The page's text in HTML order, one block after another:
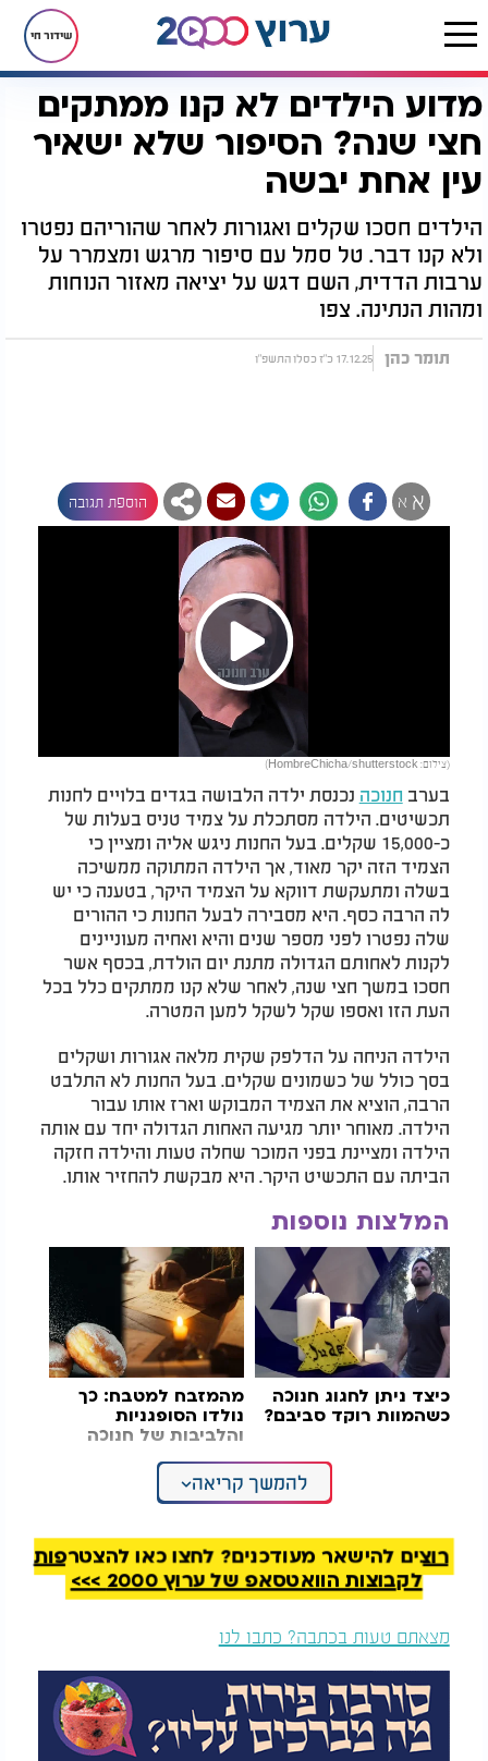
שידור חי
דף הבית יהדות חגים ומועדים חנוכה מדוע הילדים לא קנו ממתקים חצי שנה? הסיפור שלא ישאיר עין אחת יבשה
מדוע הילדים לא קנו ממתקים
חצי שנה? הסיפור שלא ישאיר
עין אחת יבשה
הילדים חסכו שקלים ואגורות לאחר שהוריהם נפטרו
ולא קנו דבר. טל סמל עם סיפור מרגש ומצמרר על
ערבות הדדית, השם דגש על יציאה מאזור הנוחות
ומהות הנתינה. צפו
תומר כהן 17.12.25 כ"ז כסלו התשפ"ו
א א הוספת תגובה
Play
Video
(צילום: HombreChicha/shutterstock)
בערב חנוכה נכנסת ילדה הלבושה בגדים בלויים לחנות
תכשיטים. הילדה מסתכלת על צמיד טניס בעלות של
כ-15,000 שקלים. בעל החנות ניגש אליה ומציין כי
הצמיד הזה יקר מאוד, אך הילדה המתוקה ממשיכה
בשלה ומתעקשת דווקא על הצמיד היקר, בטענה כי יש
לה הרבה כסף. היא מסבירה לבעל החנות כי ההורים
שלה נפטרו לפני מספר שנים והיא ואחיה מעוניינים
לקנות לאחותם הגדולה מתנת יום הולדת, בכסף אשר
חסכו במשך חצי שנה, לאחר שלא קנו ממתקים כלל בכל
העת הזו ואספו שקל לשקל למען המטרה.
הילדה הניחה על הדלפק שקית מלאה אגורות ושקלים
בסך כולל של כשמונים שקלים. בעל החנות לא התלבט
הרבה, הוציא את הצמיד המבוקש וארז אותו עבור
הילדה. מאוחר יותר מגיעה האחות הגדולה יחד עם אותה
הילדה ומציינת בפני המוכר שחלה טעות והילדה חזקה
הביתה עם התכשיט היקר. היא מבקשת להחזיר אותו.
המלצות נוספות
כיצד ניתן לחגוג חנוכה
כשהמוות רוקד סביבם?
מהמזבח למטבח: כך
נולדו הסופגניות
והלביבות של חנוכה
בעל החנות מתעקש ומעניק את המתנה לאחות הגדולה.
הוא מסביר לה כי לפני חנוכה התפלל לקב"ה שיזכה אותו
במצווה ענקית שתחולל שמחה של ממש, וב"ה כעת
המשאלה שלו נענתה והוא זכה.
"כל ישראל ערבים זה לזה" - הסיפור המרגש הזה מוכיח
את החשיבות של ערבות הדדית איש לרעהו. מצוות
החסד וההתחשבות באחר יוצרים יחדיו מארג חברתי של
אחריות ודאגה הדדית. ערבות הדדית הינה חלק ממצוות
"ואהבת לרעך כמוך". זהו הבסיס לחברה יהודית מוסרית,
מלוכדת ואכפתית - המושתתת על ערכים של אחריות
משותפת ודאגה לזולת.
להמשך קריאה
רוצים להישאר מעודכנים? לחצו כאן להצטרפות
לקבוצות הוואטסאפ של ערוץ 2000 >>>
מצאתם טעות בכתבה? כתבו לנו